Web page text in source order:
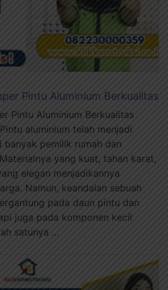
Pintu Aluminium Berkualitas
Pintu Aluminium Berkualitas
aluminium telah menjadi
pemilik rumah dan
yang kuat, tahan karat,
elegan menjadikannya
Namun, keandalan sebuah
pada daun pintu dan
juga pada komponen kecil
satunya …